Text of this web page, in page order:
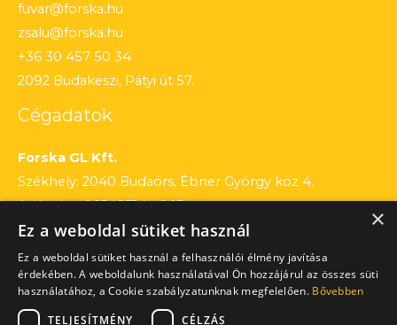
fuvar@forska.hu
zsalu@forska.hu
+36 30 457 50 34
2092 Budakeszi, Pátyi út 57.
Cégadatok
Forska GL Kft.
Székhely: 2040 Budaörs, Ébner György köz 4.
Adószám: 26545714 – 2 13
Cégjegyzékszám: 13 – 09 – 195803
Számlaszám: 12010154 – 01660751 – 00100001
×
Ez a weboldal sütiket használ
Ez a weboldal sütiket használ a felhasználói élmény javítása
érdekében. A weboldalunk használatával Ön hozzájárul az összes süti
használatához, a Cookie szabályzatunknak megfelelően. Bővebben
TELJESÍTMÉNY
CÉLZÁS